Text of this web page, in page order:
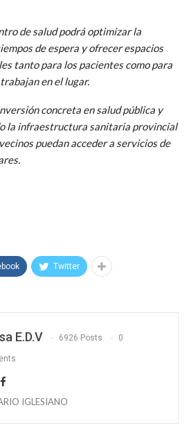
de salud podrá optimizar la
de espera y ofrecer espacios
tanto para los pacientes como para
en el lugar.
concreta en salud pública y
la infraestructura sanitaria provincial
puedan acceder a servicios de
Twitter
E.D.V 6926 Posts 0
IGLESIANO